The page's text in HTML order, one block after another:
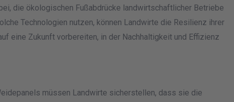
die ökologischen Fußabdrücke landwirtschaftlicher Betriebe
Technologien nutzen, können Landwirte die Resilienz ihrer
eine Zukunft vorbereiten, in der Nachhaltigkeit und Effizienz
müssen Landwirte sicherstellen, dass sie die